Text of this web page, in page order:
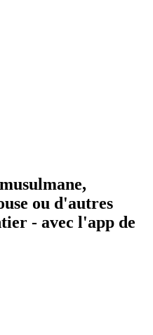
ou d'autres
- avec l'app de